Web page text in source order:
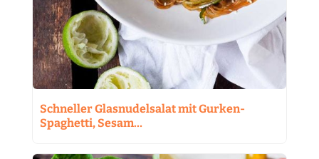
Schneller Glasnudelsalat mit Gurken-
Spaghetti, Sesam…